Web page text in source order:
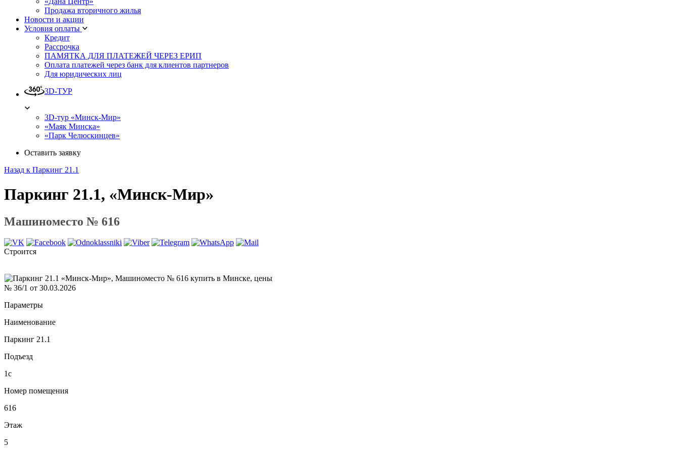
Продажа вторичного жилья
Новости и акции
Условия оплаты
Кредит
Рассрочка
ПАМЯТКА ДЛЯ ПЛАТЕЖЕЙ ЧЕРЕЗ ЕРИП
Оплата платежей через банк для клиентов партнеров
Для юридических лиц
3D-ТУР
3D-тур «Минск-Мир»
«Маяк Минска»
«Парк Челюскинцев»
Оставить заявку
Назад к Паркинг 21.1
Паркинг 21.1, «Минск-Мир»
Машиноместо № 616
Строится
№ 36/1 от 30.03.2026
Параметры
Наименование
Паркинг 21.1
Подъезд
1с
Номер помещения
616
Этаж
5